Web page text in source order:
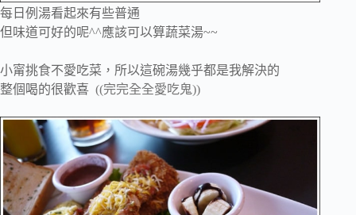
每日例湯看起來有些普通
但味道可好的呢^^應該可以算蔬菜湯~~
小甯挑食不愛吃菜，所以這碗湯幾乎都是我解決的
整個喝的很歡喜 ((完完全全愛吃鬼))